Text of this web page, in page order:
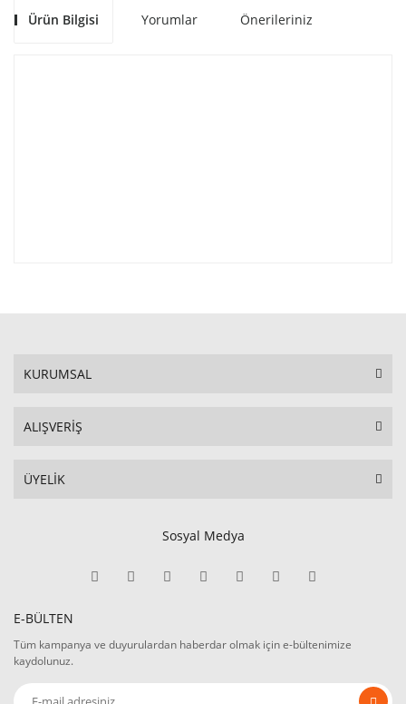
Ürün Bilgisi Yorumlar Önerileriniz
KURUMSAL
ALIŞVERİŞ
ÜYELİK
Sosyal Medya
E-BÜLTEN
Tüm kampanya ve duyurulardan haberdar olmak için e-bültenimize
kaydolunuz.